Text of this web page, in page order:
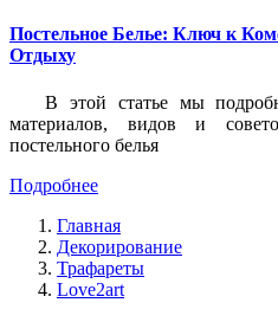
Постельное Белье: Ключ к
Отдыху
В этой статье мы
материалов, видов и
постельного белья
Подробнее
Главная
Декорирование
Трафареты
Love2art